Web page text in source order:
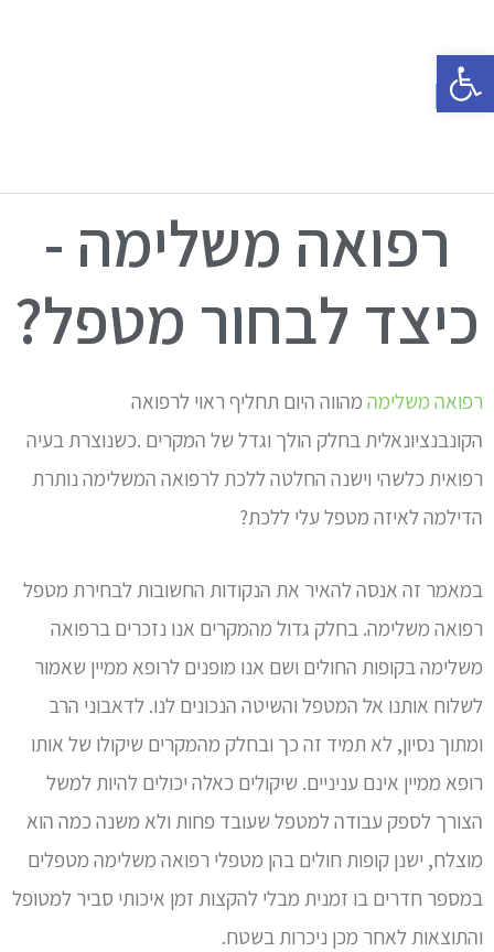
רפואה משלימה -
כיצד לבחור מטפל?
רפואה משלימה מהווה היום תחליף ראוי לרפואה
הקונבנציונאלית בחלק הולך וגדל של המקרים .כשנוצרת בעיה
רפואית כלשהי וישנה החלטה ללכת לרפואה המשלימה נותרת
הדילמה לאיזה מטפל עלי ללכת?
במאמר זה אנסה להאיר את הנקודות החשובות לבחירת מטפל
רפואה משלימה. בחלק גדול מהמקרים אנו נזכרים ברפואה
משלימה בקופות החולים ושם אנו מופנים לרופא ממיין שאמור
לשלוח אותנו אל המטפל והשיטה הנכונים לנו. לדאבוני הרב
ומתוך נסיון, לא תמיד זה כך ובחלק מהמקרים שיקולו של אותו
רופא ממיין אינם עניניים. שיקולים כאלה יכולים להיות למשל
הצורך לספק עבודה למטפל שעובד פחות ולא משנה כמה הוא
מוצלח, ישנן קופות חולים בהן מטפלי רפואה משלימה מטפלים
במספר חדרים בו זמנית מבלי להקצות זמן איכותי סביר למטופל
והתוצאות לאחר מכן ניכרות בשטח.
פתח סרגל נגישות